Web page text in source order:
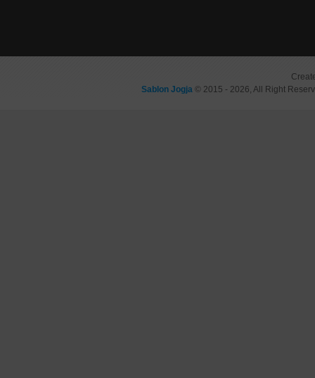
Sablon Jogja © 2015 - 2026, All Right